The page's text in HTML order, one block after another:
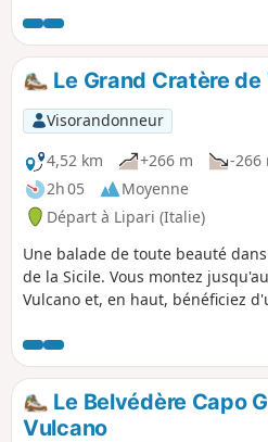
L'observatoire dépend de l'institut
géophysique et vulcanologie
surveille le Vulcano
Le Grand Cratère
Visorandonneur
4,52 km
+266 m
-266
2h 05
Moyenne
Départ à Lipari (Italie)
Une balade de toute beauté
de la Sicile. Vous montez
Vulcano et, en haut, bénéficiez
deux viso-randonneurs, le cratère
accessible selon des horaires
cette information et pour la photo.
Le Belvédère Capo
Vulcano